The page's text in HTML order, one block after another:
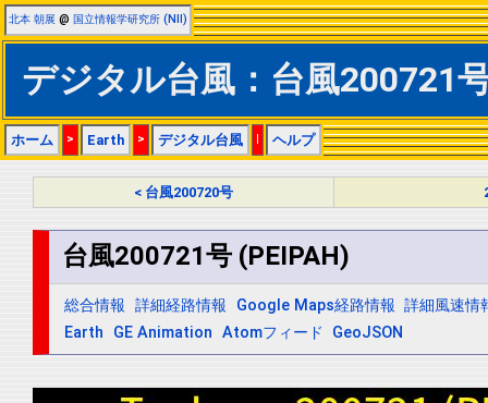
北本 朝展 @ 国立情報学研究所 (NII)
デジタル台風：台風200721
ホーム > Earth > デジタル台風 | ヘルプ
< 台風200720号
台風200721号 (PEIPAH)
総合情報 詳細経路情報 Google Maps経路情報 詳細風速情
Earth
GE Animation Atomフィード GeoJSON